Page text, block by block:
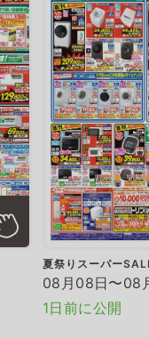
夏祭りスーパー
08月08日〜08
1日前に公開